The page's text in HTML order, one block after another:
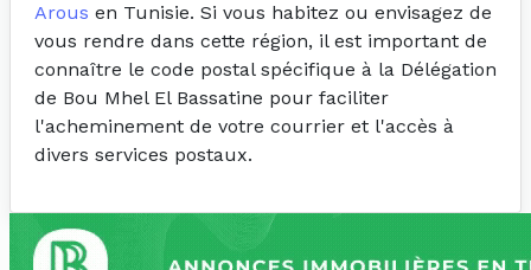
Arous en Tunisie. Si vous habitez ou envisagez de
vous rendre dans cette région, il est important de
connaître le code postal spécifique à la Délégation
de Bou Mhel El Bassatine pour faciliter
l'acheminement de votre courrier et l'accès à
divers services postaux.